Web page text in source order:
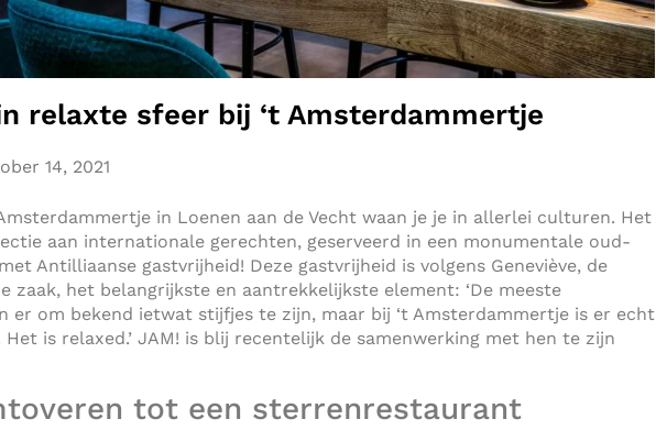
relaxte sfeer bij ‘t Amsterdammertje
14, 2021
in Loenen aan de Vecht waan je je in allerlei culturen. Het
aan internationale gerechten, geserveerd in een monumentale oud-
Antilliaanse gastvrijheid! Deze gastvrijheid is volgens Geneviève, de
zaak, het belangrijkste en aantrekkelijkste element: ‘De meeste
er om bekend ietwat stijfjes te zijn, maar bij ‘t Amsterdammertje is er echt
Het is relaxed.’ JAM! is blij recentelijk de samenwerking met hen te zijn
tot een sterrenrestaurant